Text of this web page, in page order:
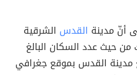
القدس الشرقية
من حيث عدد السكان البالغ
مدينة القدس بموقع جغرافي